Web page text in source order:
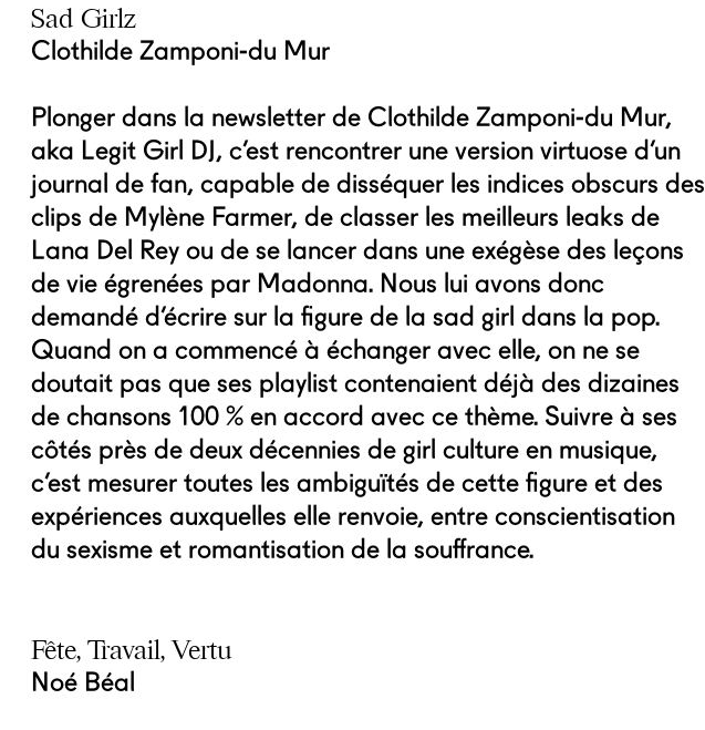
Sad Girlz
Clothilde Zamponi-du Mur
Plonger dans la newsletter de Clothilde Zamponi-du Mur,
aka Legit Girl DJ, c’est rencontrer une version virtuose d’un
journal de fan, capable de disséquer les indices obscurs des
clips de Mylène Farmer, de classer les meilleurs leaks de
Lana Del Rey ou de se lancer dans une exégèse des leçons
de vie égrenées par Madonna. Nous lui avons donc
demandé d’écrire sur la figure de la sad girl dans la pop.
Quand on a commencé à échanger avec elle, on ne se
doutait pas que ses playlist contenaient déjà des dizaines
de chansons 100 % en accord avec ce thème. Suivre à ses
côtés près de deux décennies de girl culture en musique,
c’est mesurer toutes les ambiguïtés de cette figure et des
expériences auxquelles elle renvoie, entre conscientisation
du sexisme et romantisation de la souffrance.
Fête, Travail, Vertu
Noé Béal